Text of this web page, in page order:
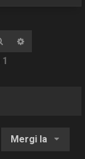
Căutare
1
Mergi la